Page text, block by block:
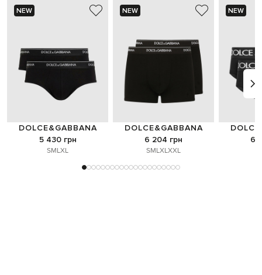
NEW
DOLCE&GABBANA
5 430 грн
SMLXL
NEW
DOLCE&GABBANA
6 204 грн
SMLXLXXL
NEW
6